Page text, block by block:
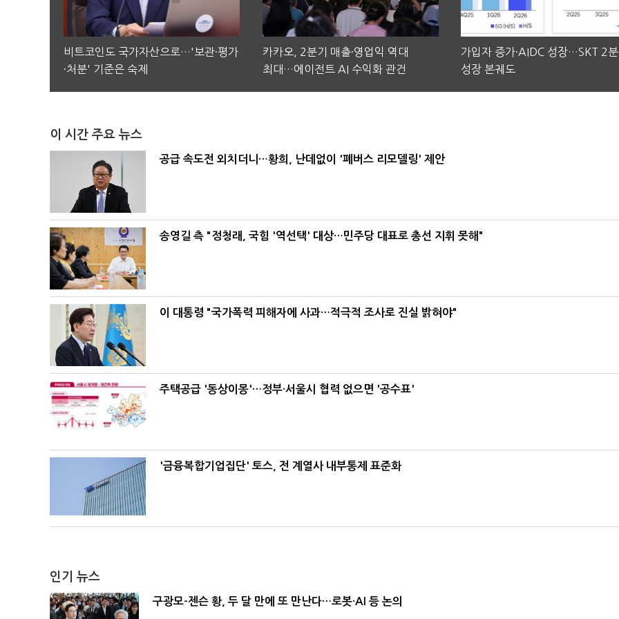
비트코인도 국가자산으로…'보관·평가
·처분' 기준은 숙제
카카오, 2분기 매출·영업익 역대
최대…에이전트 AI 수익화 관건
가입자 증가·AIDC 성장…SKT 2
성장 본궤도
이 시간 주요 뉴스
공급 속도전 외치더니…황희, 난데없이 '폐버스 리모델링' 제안
송영길 측 "정청래, 국힘 '역선택' 대상…민주당 대표로 총선 지휘 못해"
이 대통령 "국가폭력 피해자에 사과…적극적 조사로 진실 밝혀야"
주택공급 '동상이몽'…정부·서울시 협력 없으면 '공수표'
'금융복합기업집단' 토스, 전 계열사 내부통제 표준화
인기 뉴스
구광모-젠슨 황, 두 달 만에 또 만난다…로봇·AI 등 논의